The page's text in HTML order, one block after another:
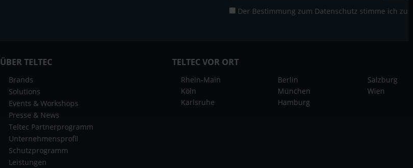
Der Bestimmung zum Datenschutz stimme ich zu
ÜBER TELTEC
Brands
Solutions
Events & Workshops
Presse & News
Teltec Partnerprogramm
Unternehmensprofil
Schutzprogramm
Leistungen
TELTEC VOR ORT
Rhein-Main
Köln
Karlsruhe
Berlin
München
Hamburg
Salzburg
Wien